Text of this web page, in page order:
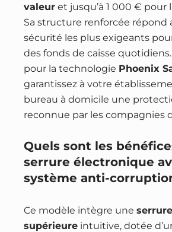
valeuret jusqu’à 1 000 € pour
Sa structure renforcée répond
sécurité les plus exigeants
des fonds de caisse
pour la technologie Phoenix
garantissez à votre
bureau à domicile une
reconnue par les compagnies
Quels sont les
serrure électronique
système anti-
Ce modèle intègre une
supérieureintuitive, dotée